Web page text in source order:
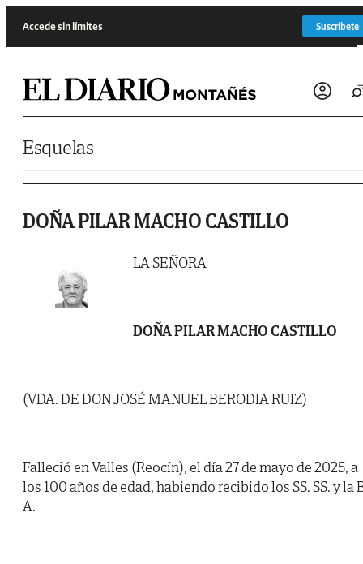
Accede sin límites Suscríbete
Esquelas
DOÑA PILAR MACHO CASTILLO
LA SEÑORA
DOÑA PILAR MACHO CASTILLO
(VDA. DE DON JOSÉ MANUEL BERODIA RUIZ)
Falleció en Valles (Reocín), el día 27 de mayo de 2025, a
los 100 años de edad, habiendo recibido los SS. SS. y la
A.